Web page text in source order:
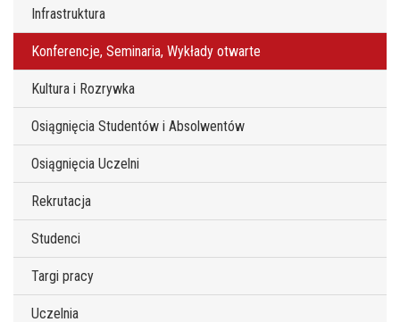
Infrastruktura
Konferencje, Seminaria, Wykłady otwarte
Kultura i Rozrywka
Osiągnięcia Studentów i Absolwentów
Osiągnięcia Uczelni
Rekrutacja
Studenci
Targi pracy
Uczelnia